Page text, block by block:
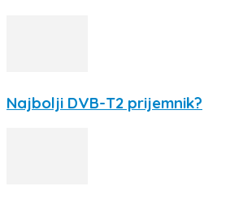
Najbolji DVB-T2 prijemnik?